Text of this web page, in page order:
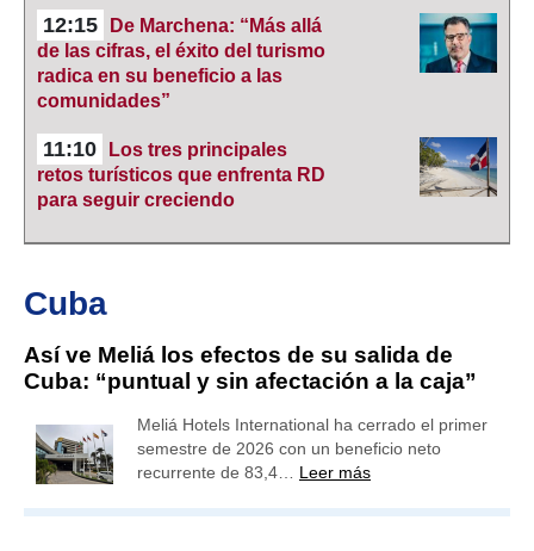
12:15
De Marchena: “Más allá
de las cifras, el éxito del turismo
radica en su beneficio a las
comunidades”
11:10
Los tres principales
retos turísticos que enfrenta RD
para seguir creciendo
Cuba
Así ve Meliá los efectos de su salida de
Cuba: “puntual y sin afectación a la caja”
Meliá Hotels International ha cerrado el primer
semestre de 2026 con un beneficio neto
recurrente de 83,4… Leer más